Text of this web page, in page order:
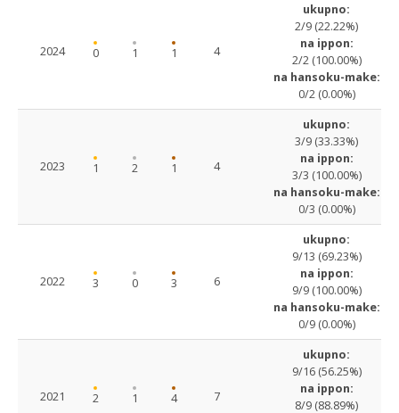
2024 0 1 1 4
ukupno:
2/9 (22.22%)
na ippon:
2/2 (100.00%)
na hansoku-make:
0/2 (0.00%)
2023 1 2 1 4
ukupno:
3/9 (33.33%)
na ippon:
3/3 (100.00%)
na hansoku-make:
0/3 (0.00%)
2022 3 0 3 6
ukupno:
9/13 (69.23%)
na ippon:
9/9 (100.00%)
na hansoku-make:
0/9 (0.00%)
2021 2 1 4 7
ukupno:
9/16 (56.25%)
na ippon:
8/9 (88.89%)